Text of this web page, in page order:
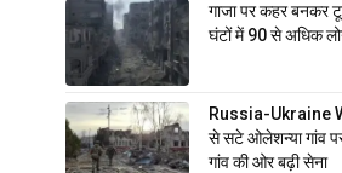
गाजा पर कहर बनकर
घंटों में 90 से अधिक
Russia-Ukraine
से सटे ओलेशन्या गांव पर
गांव की ओर बढ़ी सेना